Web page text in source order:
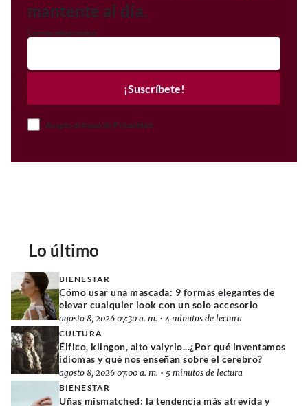
mantente al día.
Correo electrónico
¡Suscríbete!
Acepto el Aviso de Privacidad
Lo último
BIENESTAR
Cómo usar una mascada: 9 formas elegantes de
elevar cualquier look con un solo accesorio
agosto 8, 2026 07:30 a. m. • 4 minutos de lectura
CULTURA
Élfico, klingon, alto valyrio...¿Por qué inventamos
idiomas y qué nos enseñan sobre el cerebro?
agosto 8, 2026 07:00 a. m. • 5 minutos de lectura
BIENESTAR
Uñas mismatched: la tendencia más atrevida y